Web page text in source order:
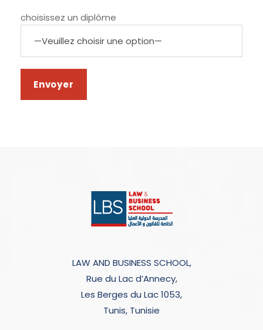
choisissez un diplôme
LAW AND BUSINESS SCHOOL,
Rue du Lac d’Annecy,
Les Berges du Lac 1053,
Tunis, Tunisie